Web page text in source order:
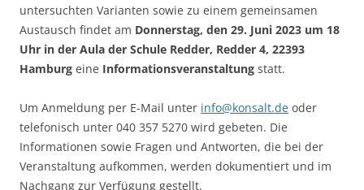
untersuchten Varianten sowie zu einem gemeinsamen
Austausch findet am Donnerstag, den 29. Juni 2023 um 18
Uhr in der Aula der Schule Redder, Redder 4, 22393
Hamburg eine Informationsveranstaltung statt.
Um Anmeldung per E-Mail unter info@konsalt.de oder
telefonisch unter 040 357 5270 wird gebeten. Die
Informationen sowie Fragen und Antworten, die bei der
Veranstaltung aufkommen, werden dokumentiert und im
Nachgang zur Verfügung gestellt.